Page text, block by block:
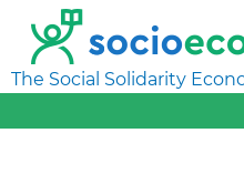
The Social Solidarity